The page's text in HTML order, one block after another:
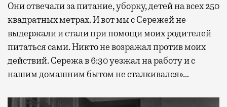
Они отвечали за питание, уборку, детей на всех 250
квадратных метрах. И вот мы с Сережей не
выдержали и стали при помощи моих родителей
питаться сами. Никто не возражал против моих
действий. Сережа в 6:30 уезжал на работу и с
нашим домашним бытом не сталкивался»…